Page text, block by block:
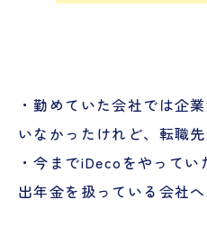
・勤めていた会社では企
いなかったけれど、転職
・今までiDecoをやって
出年金を扱っている会社へ